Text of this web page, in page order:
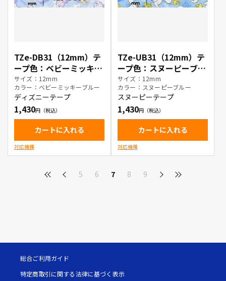
TZe-DB31（12mm）テ
ープ色：ベビーミッキー
ブルー / 黒文字
サイズ：12mm
カラー：ベビーミッキーブルー
ディズニーテープ
1,430
カートに入れる
対応機種
TZe-UB31（12mm）テ
ープ色：スヌーピーブル
ー / 黒文字
サイズ：12mm
カラー：スヌーピーブルー
スヌーピーテープ
1,430
カートに入れる
対応機種
5 6 7 8 9
総合ご利用ガイド
特定商取引に関する法律に基づく表示